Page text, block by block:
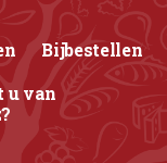
Bijbestellen
u van